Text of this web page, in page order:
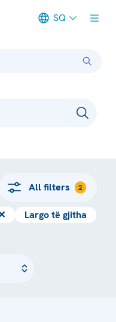
SQ
All filters 2
Largo të gjitha